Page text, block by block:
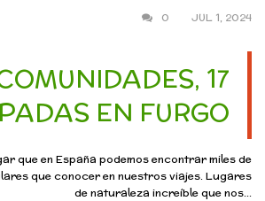
JUL 1, 2024
0
17
EN FURGO
que en España podemos encontrar miles de
que conocer en nuestros viajes. Lugares
de naturaleza increíble que nos...